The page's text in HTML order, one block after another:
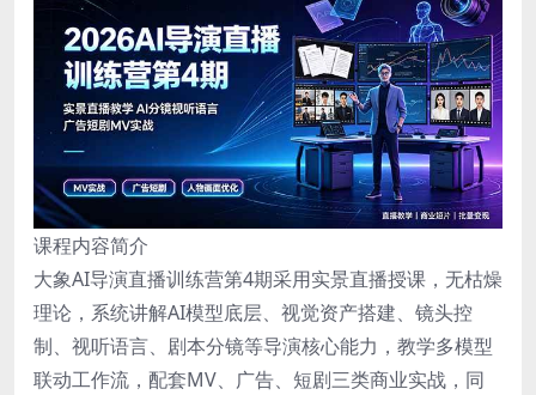
课程内容简介
大象AI导演直播训练营第4期采用实景直播授课，无枯燥
理论，系统讲解AI模型底层、视觉资产搭建、镜头控
制、视听语言、剧本分镜等导演核心能力，教学多模型
联动工作流，配套MV、广告、短剧三类商业实战，同